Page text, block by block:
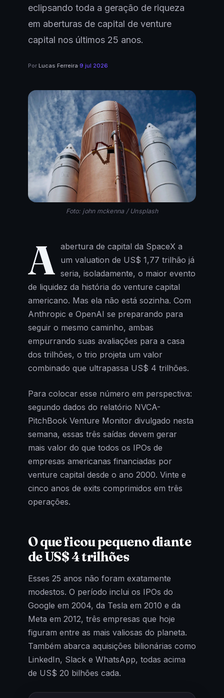
eclipsando toda a geração de riqueza
em aberturas de capital de venture
capital nos últimos 25 anos.
Por Lucas Ferreira·9 jul 2026
Foto: john mckenna / Unsplash
A abertura de capital da SpaceX a
um valuation de US$ 1,77 trilhão já
seria, isoladamente, o maior evento
de liquidez da história do venture capital
americano. Mas ela não está sozinha. Com
Anthropic e OpenAI se preparando para
seguir o mesmo caminho, ambas
empurrando suas avaliações para a casa
dos trilhões, o trio projeta um valor
combinado que ultrapassa US$ 4 trilhões.
Para colocar esse número em perspectiva:
segundo dados do relatório NVCA-
PitchBook Venture Monitor divulgado nesta
semana, essas três saídas devem gerar
mais valor do que todos os IPOs de
empresas americanas financiadas por
venture capital desde o ano 2000. Vinte e
cinco anos de exits comprimidos em três
operações.
O que ficou pequeno diante
de US$ 4 trilhões
Esses 25 anos não foram exatamente
modestos. O período inclui os IPOs do
Google em 2004, da Tesla em 2010 e da
Meta em 2012, três empresas que hoje
figuram entre as mais valiosas do planeta.
Também abarca aquisições bilionárias como
LinkedIn, Slack e WhatsApp, todas acima
de US$ 20 bilhões cada.